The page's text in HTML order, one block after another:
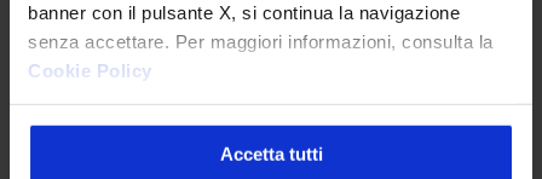
banner con il pulsante X, si continua la navigazione
senza accettare. Per maggiori informazioni, consulta la
Cookie Policy
Accetta tutti